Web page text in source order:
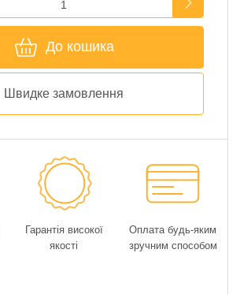
До кошика
Швидке замовлення
Гарантія високої
якості
Оплата будь-яким
зручним способом